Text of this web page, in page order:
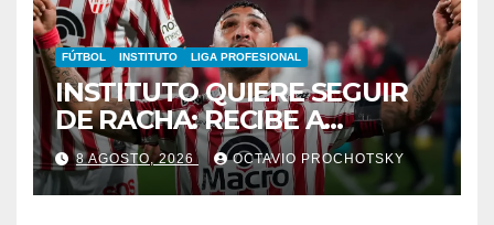
FÚTBOL INSTITUTO LIGA PROFESIONAL
INSTITUTO QUIERE SEGUIR
DE RACHA: RECIBE A
GIMNASIA DE MENDOZA EN
ALTA CÓRDOBA
8 AGOSTO, 2026 OCTAVIO PROCHOTSKY